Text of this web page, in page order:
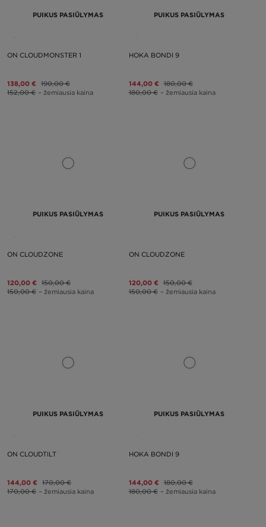
PUIKUS PASIŪLYMAS
ON CLOUDMONSTER 1
138,00 € 190,00 €
152,00 € – žemiausia kaina
PUIKUS PASIŪLYMAS
HOKA BONDI 9
144,00 € 180,00 €
180,00 € – žemiausia kaina
PUIKUS PASIŪLYMAS
ON CLOUDZONE
120,00 € 150,00 €
150,00 € – žemiausia kaina
PUIKUS PASIŪLYMAS
ON CLOUDZONE
120,00 € 150,00 €
150,00 € – žemiausia kaina
PUIKUS PASIŪLYMAS
ON CLOUDTILT
144,00 € 170,00 €
170,00 € – žemiausia kaina
PUIKUS PASIŪLYMAS
HOKA BONDI 9
144,00 € 180,00 €
180,00 € – žemiausia kaina